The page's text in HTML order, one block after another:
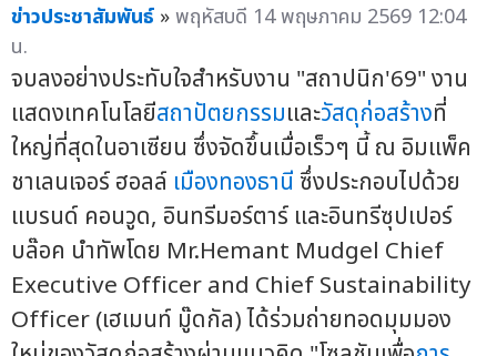
ข่าวประชาสัมพันธ์ »พฤหัสบดี 14 พฤษภาคม 2569 12:04
น.
จบลงอย่างประทับใจสำหรับงาน "สถาปนิก'69" งาน
แสดงเทคโนโลยีสถาปัตยกรรมและวัสดุก่อสร้างที่
ใหญ่ที่สุดในอาเซียน ซึ่งจัดขึ้นเมื่อเร็วๆ นี้ ณ อิมแพ็ค
ชาเลนเจอร์ ฮอลล์ เมืองทองธานี ซึ่งประกอบไปด้วย
แบรนด์ คอนวูด, อินทรีมอร์ตาร์ และอินทรีซุปเปอร์
บล๊อค นำทัพโดย Mr.Hemant Mudgel Chief
Executive Officer and Chief Sustainability
Officer (เฮเมนท์ มู๊ดกัล) ได้ร่วมถ่ายทอดมุมมอง